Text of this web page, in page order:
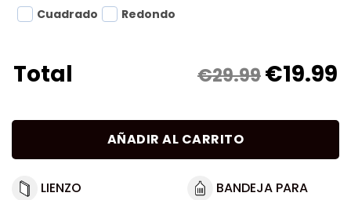
Cuadrado
Redondo
Total €29.99€19.99
AÑADIR AL CARRITO
LIENZO
BANDEJA PARA